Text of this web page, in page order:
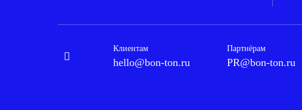
Клиентам
hello@bon-ton.ru
Партнёрам
PR@bon-ton.ru